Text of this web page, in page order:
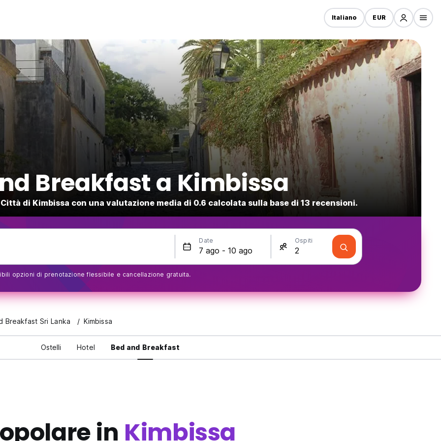
Italiano EUR
Breakfast a Kimbissa
di Kimbissa con una valutazione media di 0.6 calcolata sulla base di 13 recensioni.
Date Ospiti
opzioni di prenotazione flessibile e cancellazione gratuita.
Breakfast Sri Lanka Kimbissa
Ostelli Hotel Bed and Breakfast
in Kimbissa